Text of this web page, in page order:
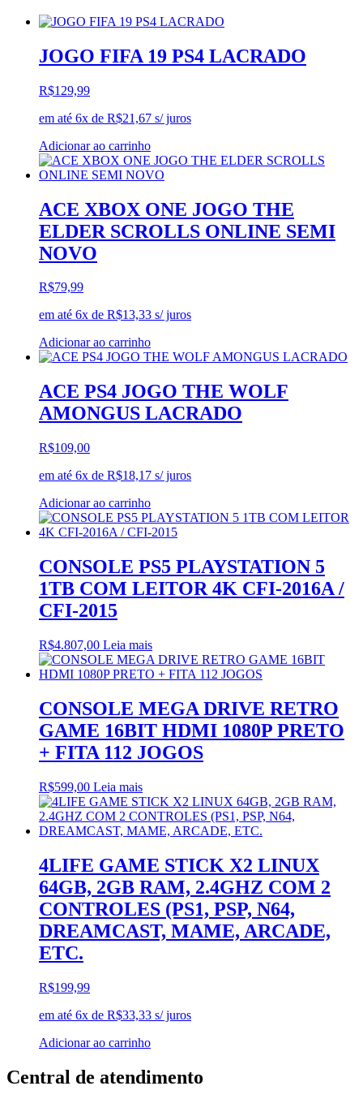
JOGO FIFA 19 PS4 LACRADO
R$129,99
em até 6x de R$21,67 s/ juros
Adicionar ao carrinho
ACE XBOX ONE JOGO THE
ELDER SCROLLS ONLINE SEMI
NOVO
R$79,99
em até 6x de R$13,33 s/ juros
Adicionar ao carrinho
ACE PS4 JOGO THE WOLF
AMONGUS LACRADO
R$109,00
em até 6x de R$18,17 s/ juros
Adicionar ao carrinho
CONSOLE PS5 PLAYSTATION 5
1TB COM LEITOR 4K CFI-2016A /
CFI-2015
R$4.807,00 Leia mais
CONSOLE MEGA DRIVE RETRO
GAME 16BIT HDMI 1080P PRETO
+ FITA 112 JOGOS
R$599,00 Leia mais
4LIFE GAME STICK X2 LINUX
64GB, 2GB RAM, 2.4GHZ COM 2
CONTROLES (PS1, PSP, N64,
DREAMCAST, MAME, ARCADE,
ETC.
R$199,99
em até 6x de R$33,33 s/ juros
Adicionar ao carrinho
Central de atendimento